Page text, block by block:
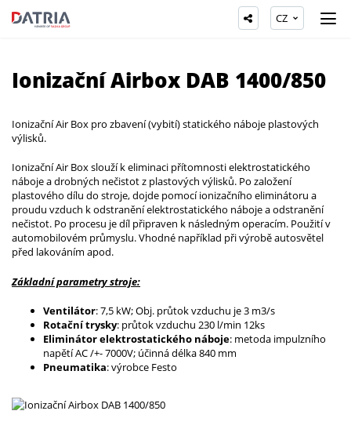
CZ
Ionizační Airbox DAB 1400/850
Ionizační Air Box pro zbavení (vybití) statického náboje plastových
výlisků.
Ionizační Air Box slouží k eliminaci přítomnosti elektrostatického
náboje a drobných nečistot z plastových výlisků. Po založení
plastového dílu do stroje, dojde pomocí ionizačního eliminátoru a
proudu vzduch k odstranění elektrostatického náboje a odstranění
nečistot. Po procesu je díl připraven k následným operacím. Použití v
automobilovém průmyslu. Vhodné například při výrobě autosvětel
před lakováním apod.
Základní parametry stroje:
Ventilátor: 7,5 kW; Obj. průtok vzduchu je 3 m3/s
Rotační trysky: průtok vzduchu 230 l/min 12ks
Eliminátor elektrostatického náboje: metoda impulzního
napětí AC /+- 7000V; účinná délka 840 mm
Pneumatika: výrobce Festo